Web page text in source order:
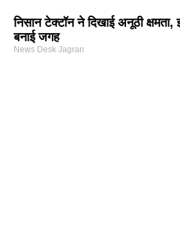
निसान टेक्टॉन ने दिखाई अनूठी
बनाई जगह
News Desk Jagran